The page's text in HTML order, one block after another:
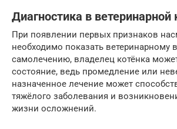
Диагностика в ветеринарной
При появлении первых признаков
необходимо показать ветеринарному
самолечению, владелец котёнка может
состояние, ведь промедление или
назначенное лечение может
тяжёлого заболевания и
жизни осложнений.